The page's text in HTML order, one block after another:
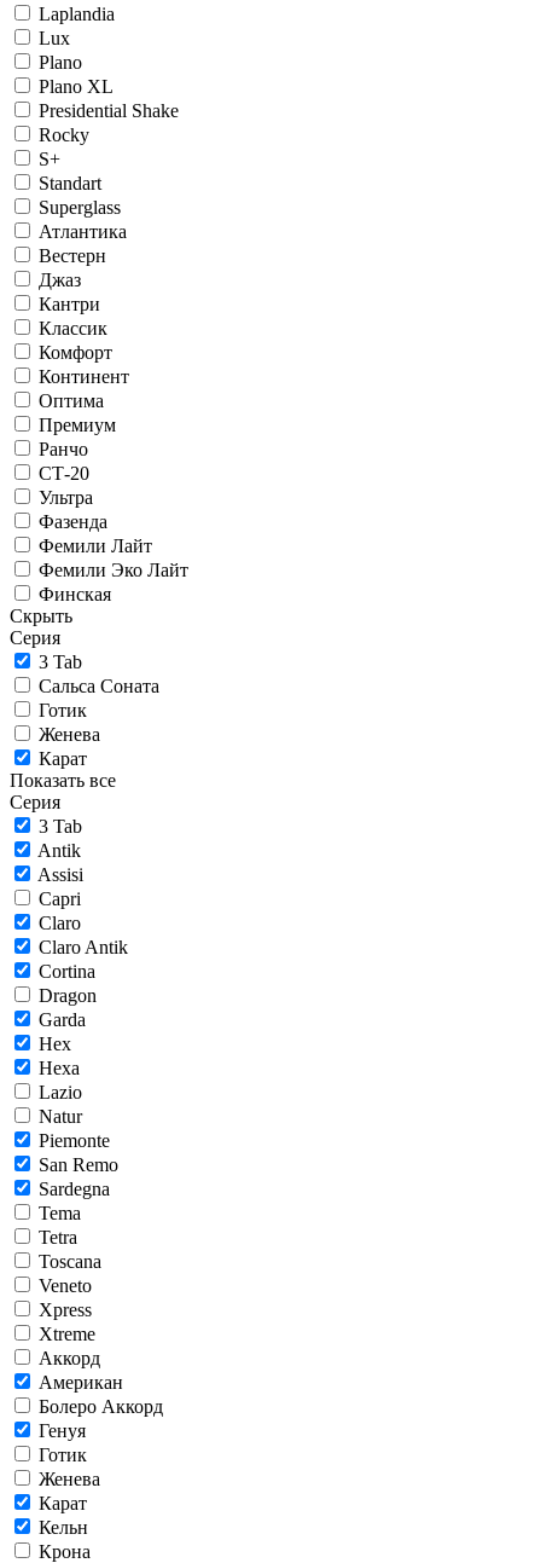
Laplandia
Lux
Plano
Plano XL
Presidential Shake
Rocky
S+
Standart
Superglass
Атлантика
Вестерн
Джаз
Кантри
Классик
Комфорт
Континент
Оптима
Премиум
Ранчо
СТ-20
Ультра
Фазенда
Фемили Лайт
Фемили Эко Лайт
Финская
Скрыть
Серия
3 Tab
Сальса Соната
Готик
Женева
Карат
Показать все
Серия
3 Tab
Antik
Assisi
Capri
Claro
Claro Antik
Cortina
Dragon
Garda
Hex
Hexa
Lazio
Natur
Piemonte
San Remo
Sardegna
Tema
Tetra
Toscana
Veneto
Xpress
Xtreme
Аккорд
Американ
Болеро Аккорд
Генуя
Готик
Женева
Карат
Кельн
Крона